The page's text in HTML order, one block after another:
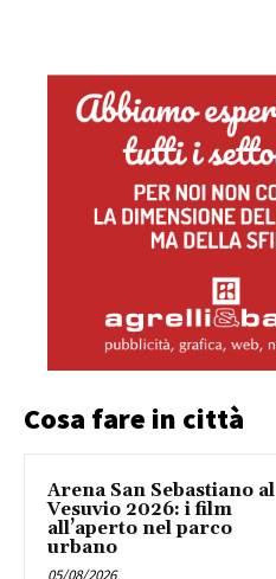
Cosa fare in città
Arena San Sebastiano al
Vesuvio 2026: i film
all’aperto nel parco
urbano